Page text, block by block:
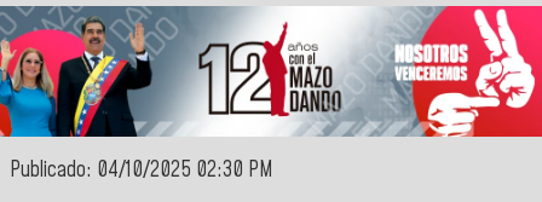
Publicado: 04/10/2025 02:30 PM